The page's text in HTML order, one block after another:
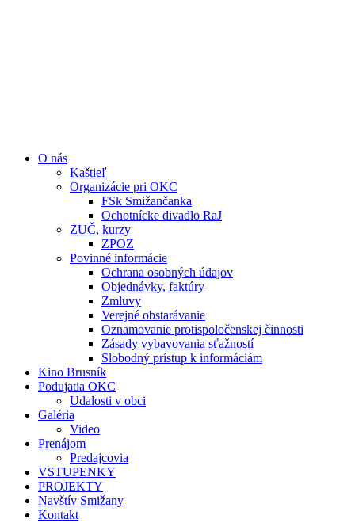
O nás
Kaštieľ
Organizácie pri OKC
FSk Smižančanka
Ochotnícke divadlo RaJ
ZUČ, kurzy
ZPOZ
Povinné informácie
Ochrana osobných údajov
Objednávky, faktúry
Zmluvy
Verejné obstarávanie
Oznamovanie protispoločenskej činnosti
Zásady vybavovania sťažností
Slobodný prístup k informáciám
Kino Brusník
Podujatia OKC
Udalosti v obci
Galéria
Video
Prenájom
Predajcovia
VSTUPENKY
PROJEKTY
Navštív Smižany
Kontakt